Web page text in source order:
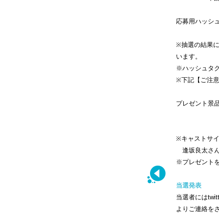
応募用ハッ
※抽選の結果
います。
※ハッシュタ
※下記【ご注
プレゼント景
※キャストサ
逢坂良太さ
※プレゼント
当選発表
当選者には
よりご連絡を